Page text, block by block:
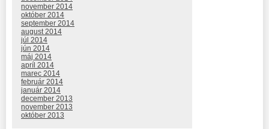
november 2014
október 2014
september 2014
august 2014
júl 2014
jún 2014
máj 2014
apríl 2014
marec 2014
február 2014
január 2014
december 2013
november 2013
október 2013